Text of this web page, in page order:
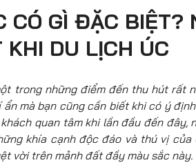
Đức
Ý
Xem tất cả
CÓ GÌ ĐẶC
KHI DU LỊCH ÚC
trong những điểm đến thu hút rất
mà bạn cũng cần biết khi có ý
quan tâm khi lần đầu đến
khía cạnh độc đáo và thú vị
vời trên mảnh đất đầy màu sắc này.